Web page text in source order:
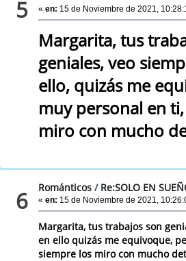
5 «en: 15 de Noviembre de 2021,
Margarita, tus
geniales, veo
ello, quizás me
muy personal en
miro con mucho
6 Románticos / Re:SOLO EN
«en: 15 de Noviembre de 2021,
Margarita, tus trabajos son
en ello quizás me equivoque,
siempre los miro con mucho